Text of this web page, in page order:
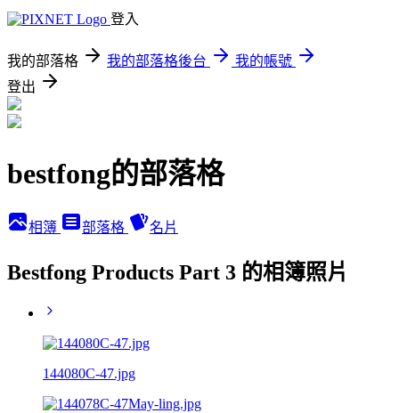
登入
我的部落格 我的部落格後台
我的帳號
登出
bestfong的部落格
相簿 部落格 名片
Bestfong Products Part 3 的相簿照片
144080C-47.jpg